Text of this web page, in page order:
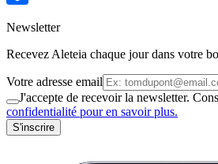
Newsletter
Recevez Aleteia chaque jour dans votre
Votre adresse email
J'accepte de recevoir la newsletter.
confidentialité pour en savoir plus.
S'inscrire